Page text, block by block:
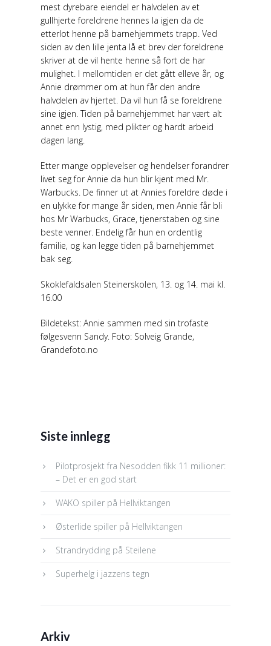
mest dyrebare eiendel er halvdelen av et
gullhjerte foreldrene hennes la igjen da de
etterlot henne på barnehjemmets trapp. Ved
siden av den lille jenta lå et brev der foreldrene
skriver at de vil hente henne så fort de har
mulighet. I mellomtiden er det gått elleve år, og
Annie drømmer om at hun får den andre
halvdelen av hjertet. Da vil hun få se foreldrene
sine igjen. Tiden på barnehjemmet har vært alt
annet enn lystig, med plikter og hardt arbeid
dagen lang.
Etter mange opplevelser og hendelser forandrer
livet seg for Annie da hun blir kjent med Mr.
Warbucks. De finner ut at Annies foreldre døde i
en ulykke for mange år siden, men Annie får bli
hos Mr Warbucks, Grace, tjenerstaben og sine
beste venner. Endelig får hun en ordentlig
familie, og kan legge tiden på barnehjemmet
bak seg.
Skoklefaldsalen Steinerskolen, 13. og 14. mai kl.
16.00
Bildetekst: Annie sammen med sin trofaste
følgesvenn Sandy. Foto: Solveig Grande,
Grandefoto.no
Siste innlegg
Pilotprosjekt fra Nesodden fikk 11 millioner:
– Det er en god start
WAKO spiller på Hellviktangen
Østerlide spiller på Hellviktangen
Strandrydding på Steilene
Superhelg i jazzens tegn
Arkiv